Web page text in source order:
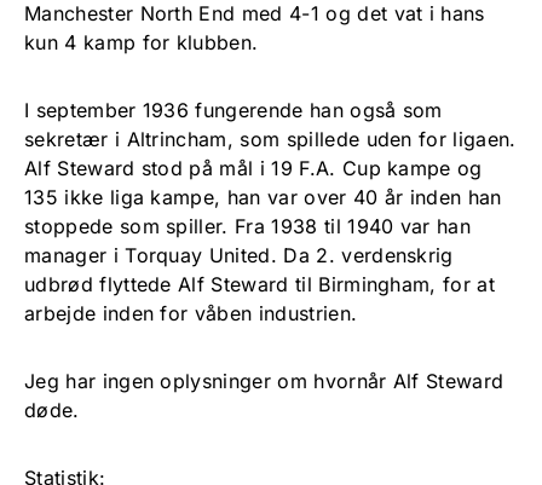
Manchester North End med 4-1 og det vat i hans
kun 4 kamp for klubben.
I september 1936 fungerende han også som
sekretær i Altrincham, som spillede uden for ligaen.
Alf Steward stod på mål i 19 F.A. Cup kampe og
135 ikke liga kampe, han var over 40 år inden han
stoppede som spiller. Fra 1938 til 1940 var han
manager i Torquay United. Da 2. verdenskrig
udbrød flyttede Alf Steward til Birmingham, for at
arbejde inden for våben industrien.
Jeg har ingen oplysninger om hvornår Alf Steward
døde.
Statistik: